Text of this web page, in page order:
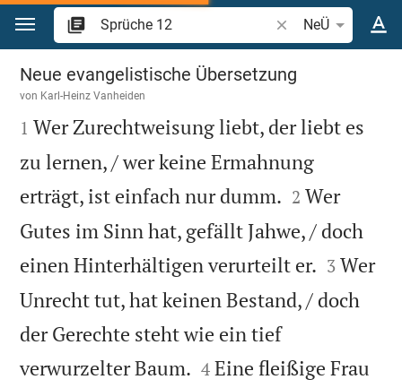
Zum Inhalt springen
Bibelstelle oder
NeÜ
Sprüche 12
Neue evangelistische Übersetzung
von Karl-Heinz Vanheiden

1 Wer Zurechtweisung liebt, der liebt es
zu lernen, / wer keine Ermahnung
erträgt, ist einfach nur dumm. 

2 Wer
Gutes im Sinn hat, gefällt Jahwe, / doch
einen Hinterhältigen verurteilt er. 

3 Wer
Unrecht tut, hat keinen Bestand, / doch
der Gerechte steht wie ein tief
verwurzelter Baum. 

4 Eine fleißige Frau